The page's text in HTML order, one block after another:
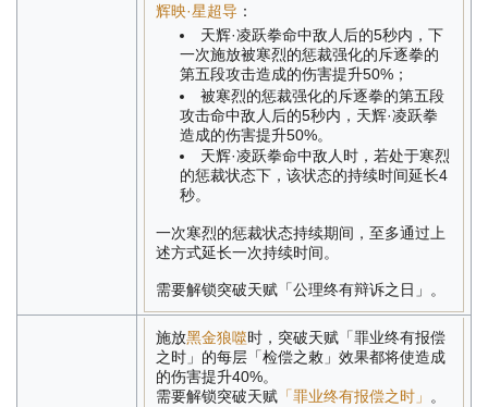
辉映·星超导 ：
天辉·凌跃拳命中敌人后的5秒内，下
一次施放被寒烈的惩裁强化的斥逐拳的
第五段攻击造成的伤害提升50%；
被寒烈的惩裁强化的斥逐拳的第五段
攻击命中敌人后的5秒内，天辉·凌跃拳
造成的伤害提升50%。
天辉·凌跃拳命中敌人时，若处于寒烈
的惩裁状态下，该状态的持续时间延长4
秒。
一次寒烈的惩裁状态持续期间，至多通过上
述方式延长一次持续时间。
需要解锁突破天赋「公理终有辩诉之日」。
施放黑金狼噬时，突破天赋「罪业终有报偿
之时」的每层「检偿之敕」效果都将使造成
的伤害提升40%。
需要解锁突破天赋「罪业终有报偿之时」 。